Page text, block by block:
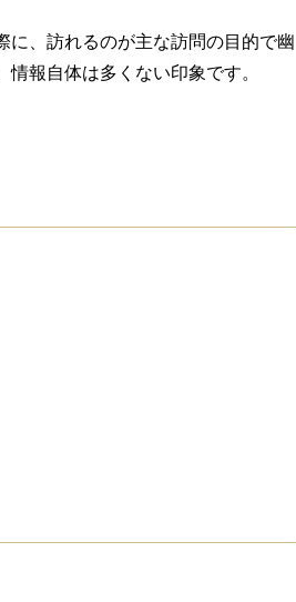
に、訪れるのが主な訪問の目的で幽
報自体は多くない印象です。